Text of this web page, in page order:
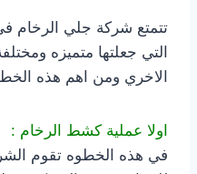
تتمتع شركة جلي الرخام
التي جعلتها متميزه
الاخري ومن اهم هذه
اولا عملية كشط الرخام :
في هذه الخطوه تقوم